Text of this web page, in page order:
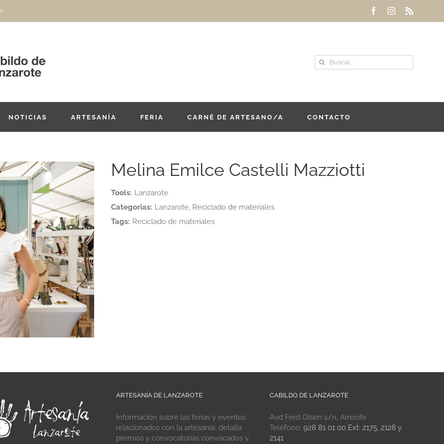
FacebookInstagram
Buscar:
NOTICIAS ARTESANÍA FERIA CARNÉ DE ARTESANO/A CONTACTO
Melina Emilce Castelli Mazziotti
Tools: Lanzarote
Categorias: Lanzarote, Reciclado de materiales
Tags: Reciclado de materiales
ARTESANÍA DE LANZAROTE
Información sobre las ferias y eventos
relacionados con la artesanía; detalla
premios y convocatorias convocados y
CABILDO DE LANZAROTE
Avd Fred Olsen s/n, Arrecife
Teléfono: 928 81 01 00 Ext: 2175, 2128 y
2141